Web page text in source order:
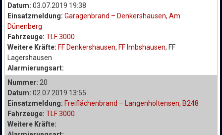
Datum: 03.07.2019 19:38
Einsatzmeldung: Garagenbrand – Denkershausen, Am
Dünenberg
Fahrzeuge: TLF 3000
Weitere Kräfte: FF Denkershausen, FF Imbshausen, FF
Lagershausen
Alarmierungsart:
Nummer: 20
Datum: 02.07.2019 13:55
Einsatzmeldung: Freiflächenbrand – Langenholtensen, B248
Fahrzeuge: TLF 3000
Weitere Kräfte: